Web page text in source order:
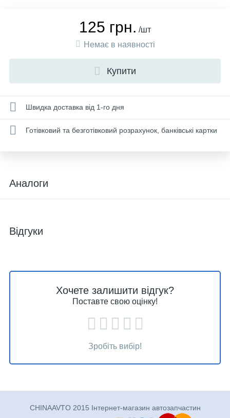
125 грн. /шт
Немає в наявності
Купити
Швидка доставка від 1-го дня
Готівковий та безготівковий розрахунок, банківські картки
Аналоги
Відгуки
Хочете залишити відгук?
Поставте свою оцінку!
Зробіть вибір!
CHINAAVTO 2015 Інтернет-магазин автозапчастин